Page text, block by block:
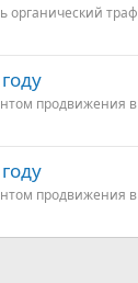
органический
продвижения
продвижения